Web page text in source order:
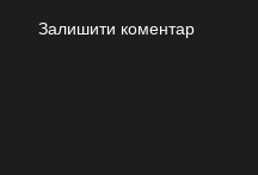
Залишити коментар